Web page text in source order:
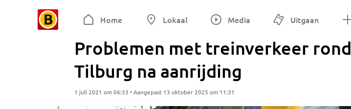
Home Lokaal Media Uitgaan
Problemen met treinverkeer rond
Tilburg na aanrijding
1 juli 2021 om 06:33 • Aangepast 13 oktober 2025 om 11:31